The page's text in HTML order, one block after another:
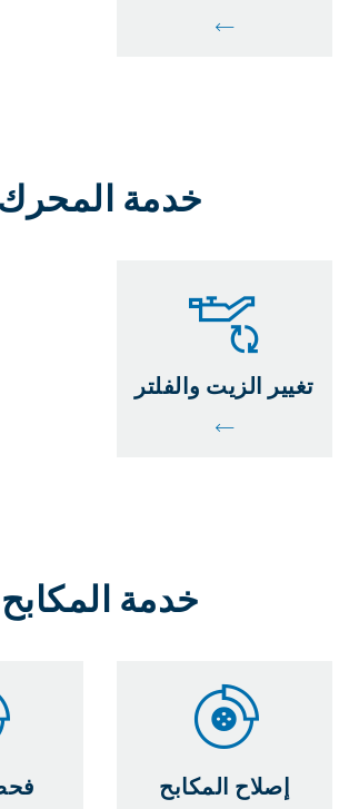
خدمة المحرك
تغيير الزيت والفلتر
خدمة المكابح
إصلاح المكابح